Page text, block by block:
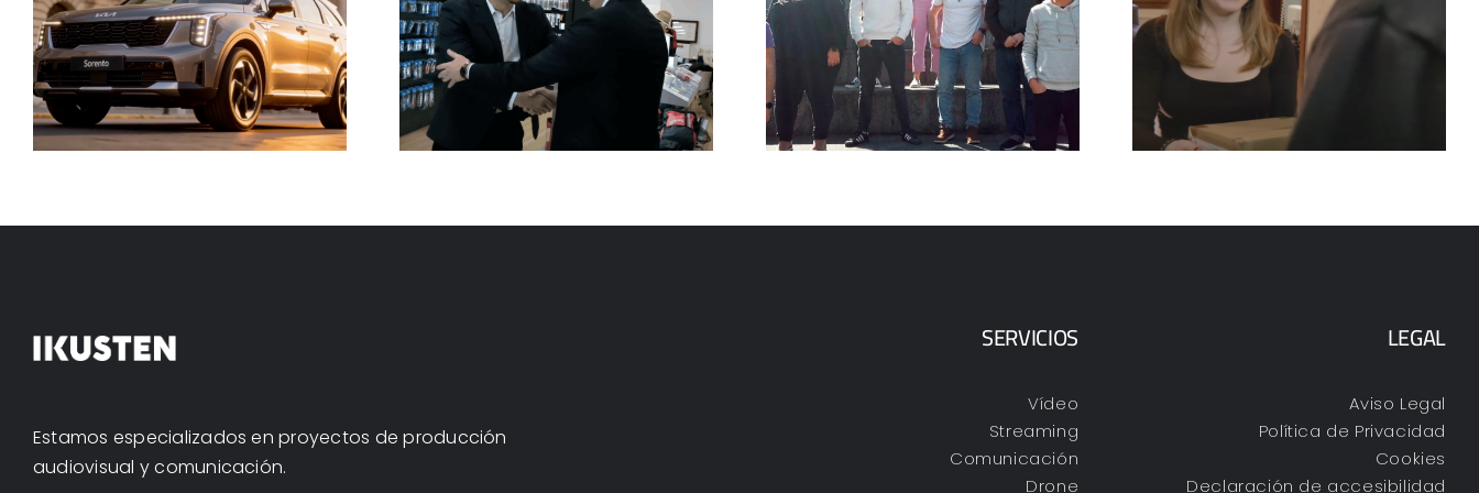
Evia con Slimstock CodeSyntax También depende de ti Oferta Kia Sorento
PHEV
Estamos especializados en proyectos de producción
audiovisual y comunicación.
SERVICIOS
Vídeo
Streaming
Comunicación
Drone
LEGAL
Aviso Legal
Política de Privacidad
Cookies
Declaración de accesibilidad